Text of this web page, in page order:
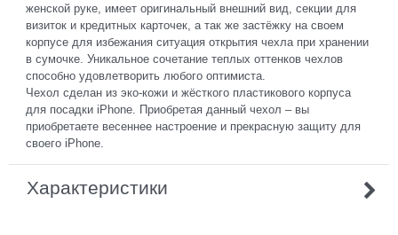
женской руке, имеет оригинальный внешний вид, секции для
визиток и кредитных карточек, а так же застёжку на своем
корпусе для избежания ситуация открытия чехла при хранении
в сумочке. Уникальное сочетание теплых оттенков чехлов
способно удовлетворить любого оптимиста.
Чехол сделан из эко-кожи и жёсткого пластикового корпуса
для посадки iPhone. Приобретая данный чехол – вы
приобретаете весеннее настроение и прекрасную защиту для
своего iPhone.
Характеристики